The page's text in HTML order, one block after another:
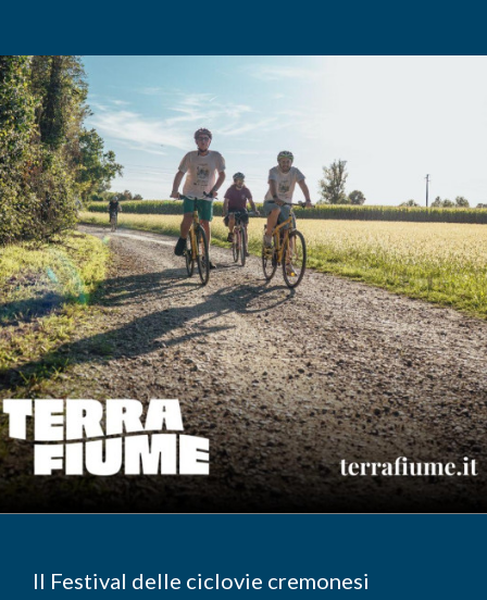
Il Festival delle ciclovie cremonesi